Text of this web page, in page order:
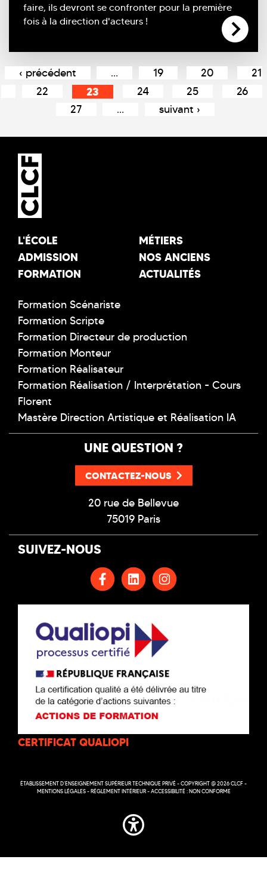
faire, ils devront se confronter pour la première
fois à la direction d'acteurs !
Pages
‹ précédent … 19 20
21
22
23 24 25
26
27
… suivant ›
L'ÉCOLE
ADMISSION
FORMATION
MÉTIERS
NOS ANCIENS
ACTUALITÉS
Formation Scénariste
Formation Scripte
Formation Directeur de production
Formation Monteur
Formation Réalisateur
Formation Réalisation / Interprétation - Cours
Florent
Mastère Direction Artistique et Réalisation IA
UNE QUESTION ?
CONTACTEZ-NOUS
20 rue de Bellevue
75019 Paris
SUIVEZ-NOUS
CERTIFICAT QUALIOPI
ÉTABLISSEMENT D’ENSEIGNEMENT SUPÉRIEUR TECHNIQUE PRIVÉ - COPYRIGHT @ 2026 CLCF -
MENTIONS LÉGALES-RÉGLEMENT INTÉRIEUR-ACCESSIBILITÉ : NON CONFORME